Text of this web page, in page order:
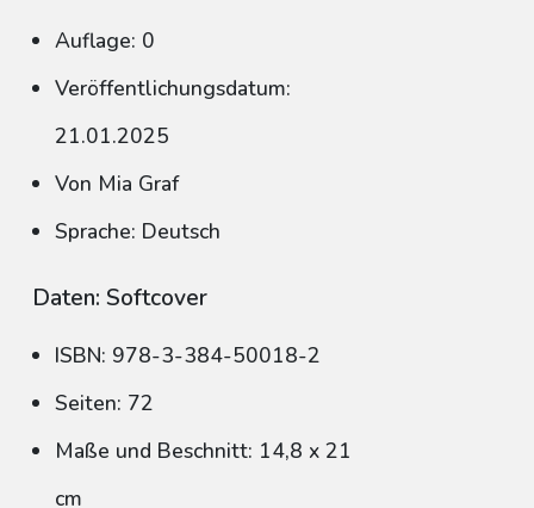
Auflage: 0
Veröffentlichungsdatum:
21.01.2025
Von Mia Graf
Sprache: Deutsch
Daten: Softcover
ISBN: 978-3-384-50018-2
Seiten: 72
Maße und Beschnitt: 14,8 x 21
cm